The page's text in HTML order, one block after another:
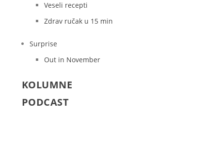
Veseli recepti
Zdrav ručak u 15 min
Surprise
Out in November
KOLUMNE
PODCAST